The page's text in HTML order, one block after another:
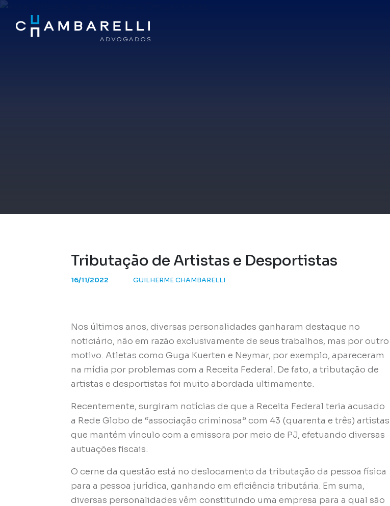
Tributação de Artistas e Desportistas
16/11/2022 GUILHERME CHAMBARELLI
Nos últimos anos, diversas personalidades ganharam destaque no
noticiário, não em razão exclusivamente de seus trabalhos, mas por outro
motivo. Atletas como Guga Kuerten e Neymar, por exemplo, apareceram
na mídia por problemas com a Receita Federal. De fato, a tributação de
artistas e desportistas foi muito abordada ultimamente.
Recentemente, surgiram notícias de que a Receita Federal teria acusado
a Rede Globo de “associação criminosa” com 43 (quarenta e três) artistas
que mantém vínculo com a emissora por meio de PJ, efetuando diversas
autuações fiscais.
O cerne da questão está no deslocamento da tributação da pessoa física
para a pessoa jurídica, ganhando em eficiência tributária. Em suma,
diversas personalidades vêm constituindo uma empresa para a qual são